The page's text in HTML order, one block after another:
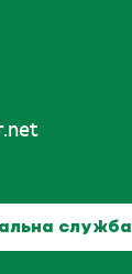
служба